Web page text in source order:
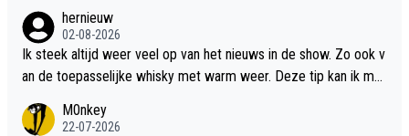
hernieuw
02-08-2026
Ik steek altijd weer veel op van het nieuws in de show. Zo ook v
an de toepasselijke whisky met warm weer. Deze tip kan ik met
M0nkey
22-07-2026